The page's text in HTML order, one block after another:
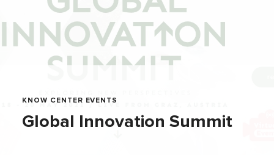
KNOW CENTER EVENTS
Global Innovation Summit